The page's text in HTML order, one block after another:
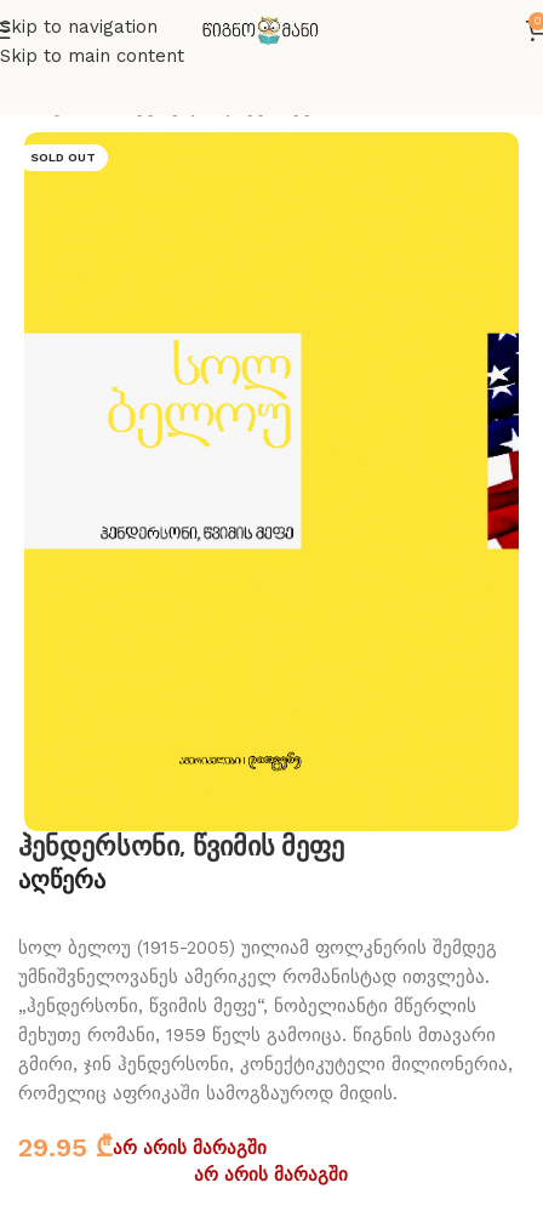
Skip to navigation
Skip to main content
0
SOLD OUT
ჰენდერსონი, წვიმის მეფე
აღწერა
სოლ ბელოუ (1915-2005) უილიამ ფოლკნერის შემდეგ
უმნიშვნელოვანეს ამერიკელ რომანისტად ითვლება.
„ჰენდერსონი, წვიმის მეფე“, ნობელიანტი მწერლის
მეხუთე რომანი, 1959 წელს გამოიცა. წიგნის მთავარი
გმირი, ჯინ ჰენდერსონი, კონექტიკუტელი მილიონერია,
რომელიც აფრიკაში სამოგზაუროდ მიდის.
29.95 ₾არ არის მარაგში
არ არის მარაგში